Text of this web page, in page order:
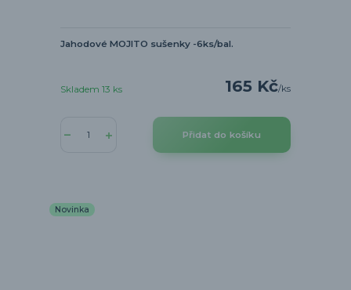
Jahodové MOJITO sušenky -6ks/bal.
165 Kč/ks
Skladem 13 ks
Přidat do košíku
Novinka